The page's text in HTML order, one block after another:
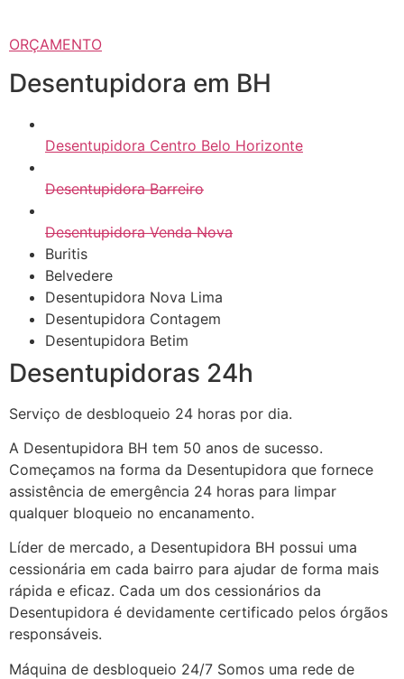
ORÇAMENTO
Desentupidora em BH
Desentupidora Centro Belo Horizonte
Desentupidora Barreiro
Desentupidora Venda Nova
Buritis
Belvedere
Desentupidora Nova Lima
Desentupidora Contagem
Desentupidora Betim
Desentupidoras 24h
Serviço de desbloqueio 24 horas por dia.
A Desentupidora BH tem 50 anos de sucesso.
Começamos na forma da Desentupidora que fornece
assistência de emergência 24 horas para limpar
qualquer bloqueio no encanamento.
Líder de mercado, a Desentupidora BH possui uma
cessionária em cada bairro para ajudar de forma mais
rápida e eficaz. Cada um dos cessionários da
Desentupidora é devidamente certificado pelos órgãos
responsáveis.
Máquina de desbloqueio 24/7 Somos uma rede de